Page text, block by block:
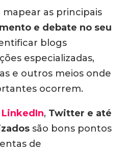
as principais
e debate no seu
blogs
especializadas,
e outros meios onde
ocorrem.
LinkedIn, Twitter e até
são bons pontos
de